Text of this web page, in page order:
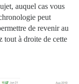
auquel cas vous
peut
de revenir au
tout à droite de cette